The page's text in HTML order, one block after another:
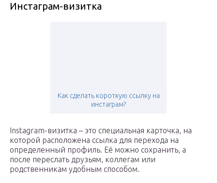
Инстаграм-визитка
Как сделать короткую ссылку на
инстаграм?
Instagram-визитка – это специальная карточка, на
которой расположена ссылка для перехода на
определенный профиль. Её можно сохранить, а
после переслать друзьям, коллегам или
родственникам удобным способом.